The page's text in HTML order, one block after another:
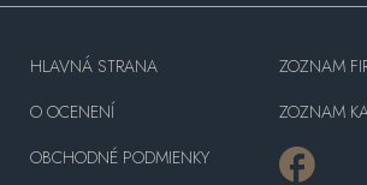
HLAVNÁ STRANA
O OCENENÍ
OBCHODNÉ PODMIENKY
ZOZNAM
ZOZNAM